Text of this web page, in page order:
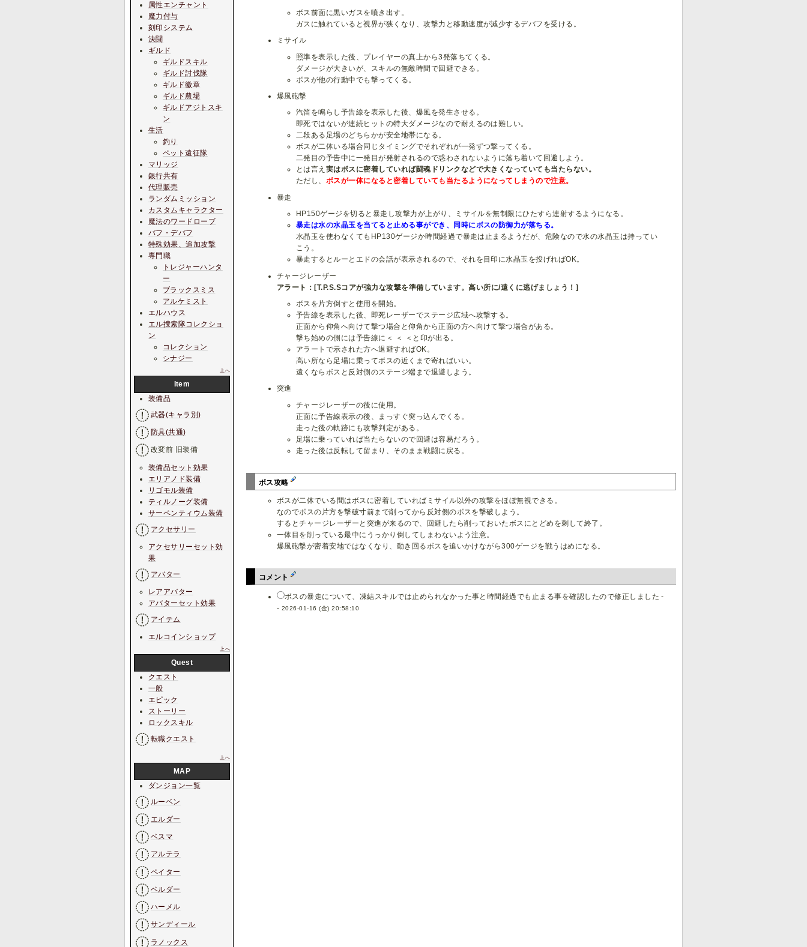
ボス前面に黒いガスを噴き出す。
ガスに触れていると視界が狭くなり、攻撃力と移動速度が減少するデバフを受ける。
ミサイル
照準を表示した後、プレイヤーの真上から3発落ちてくる。
ダメージが大きいが、スキルの無敵時間で回避できる。
ボスが他の行動中でも撃ってくる。
爆風砲撃
汽笛を鳴らし予告線を表示した後、爆風を発生させる。
即死ではないが連続ヒットの特大ダメージなので耐えるのは難しい。
二段ある足場のどちらかが安全地帯になる。
ボスが二体いる場合同じタイミングでそれぞれが一発ずつ撃ってくる。
二発目の予告中に一発目が発射されるので惑わされないように落ち着いて回避しよう。
とは言え 実はボスに密着していれば闘魂ドリンクなどで大きくなっていても当たらない。
ただし、 ボスが一体になると密着していても当たるようになってしまうので注意。
暴走
HP150ゲージを切ると暴走し攻撃力が上がり、ミサイルを無制限にひたすら連射するようになる。
暴走は水の水晶玉を当てると止める事ができ、同時にボスの防御力が落ちる。
水晶玉を使わなくてもHP130ゲージか時間経過で暴走は止まるようだが、危険なので水の水晶玉は持ってい
こう。
暴走するとルーとエドの会話が表示されるので、それを目印に水晶玉を投げればOK。
チャージレーザー
アラート：[T.P.S.Sコアが強力な攻撃を準備しています。高い所に/遠くに逃げましょう！]
ボスを片方倒すと使用を開始。
予告線を表示した後、即死レーザーでステージ広域へ攻撃する。
正面から仰角へ向けて撃つ場合と仰角から正面の方へ向けて撃つ場合がある。
撃ち始めの側には予告線に＜ ＜ ＜と印が出る。
アラートで示された方へ退避すればOK。
高い所なら足場に乗ってボスの近くまで寄ればいい。
遠くならボスと反対側のステージ端まで退避しよう。
突進
チャージレーザーの後に使用。
正面に予告線表示の後、まっすぐ突っ込んでくる。
走った後の軌跡にも攻撃判定がある。
足場に乗っていれば当たらないので回避は容易だろう。
走った後は反転して留まり、そのまま戦闘に戻る。
ボス攻略
ボスが二体でいる間はボスに密着していればミサイル以外の攻撃をほぼ無視できる。
なのでボスの片方を撃破寸前まで削ってから反対側のボスを撃破しよう。
するとチャージレーザーと突進が来るので、回避したら削っておいたボスにとどめを刺して終了。
一体目を削っている最中にうっかり倒してしまわないよう注意。
爆風砲撃が密着安地ではなくなり、動き回るボスを追いかけながら300ゲージを戦うはめになる。
コメント
ボスの暴走について、凍結スキルでは止められなかった事と時間経過でも止まる事を確認したので修正しました -
- 2026-01-16 (金) 20:58:10
属性エンチャント
魔力付与
刻印システム
決闘
ギルド
ギルドスキル
ギルド討伐隊
ギルド徽章
ギルド農場
ギルドアジトスキ
ン
生活
釣り
ペット遠征隊
マリッジ
銀行共有
代理販売
ランダムミッション
カスタムキャラクター
魔法のワードローブ
バフ・デバフ
特殊効果、追加攻撃
専門職
トレジャーハンタ
ー
ブラックスミス
アルケミスト
エルハウス
エル捜索隊コレクショ
ン
コレクション
シナジー
上へ
Item
装備品
武器(キャラ別)
防具(共通)
改変前 旧装備
装備品セット効果
エリアノド装備
リゴモル装備
ティルノーグ装備
サーペンティウム装備
アクセサリー
アクセサリーセット効
果
アバター
レアアバター
アバターセット効果
アイテム
エルコインショップ
上へ
Quest
クエスト
一般
エピック
ストーリー
ロックスキル
転職クエスト
上へ
MAP
ダンジョン一覧
ルーベン
エルダー
ベスマ
アルテラ
ペイター
ベルダー
ハーメル
サンディール
ラノックス